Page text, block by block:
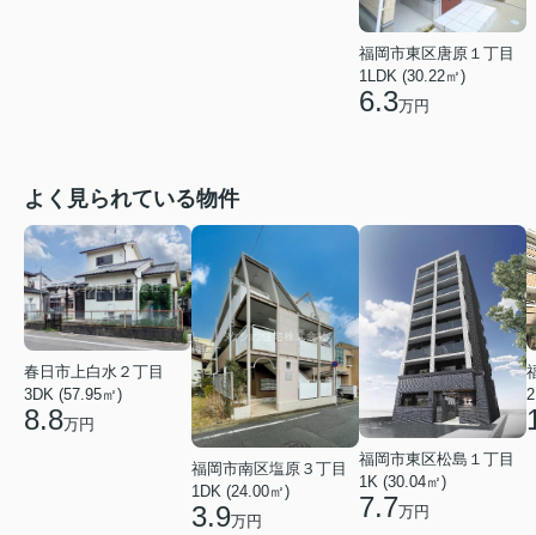
福岡市東区唐原１丁目
1LDK (30.22㎡)
6.3万円
よく見られている物件
春日市上白水２丁目
3DK (57.95㎡)
8.8万円
福岡市南区塩原３丁目
1DK (24.00㎡)
3.9万円
福岡市東区松島１丁目
1K (30.04㎡)
7.7万円